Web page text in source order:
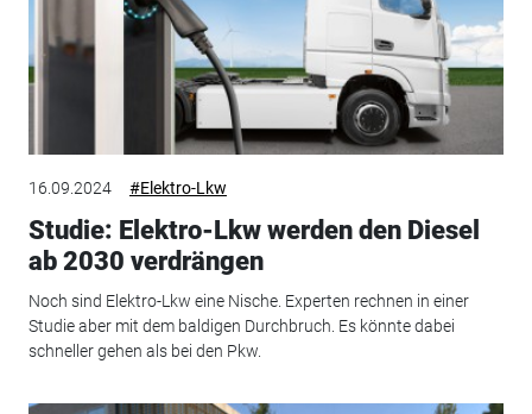
16.09.2024 #Elektro-Lkw
Studie: Elektro-Lkw werden den Diesel
ab 2030 verdrängen
Noch sind Elektro-Lkw eine Nische. Experten rechnen in einer
Studie aber mit dem baldigen Durchbruch. Es könnte dabei
schneller gehen als bei den Pkw.